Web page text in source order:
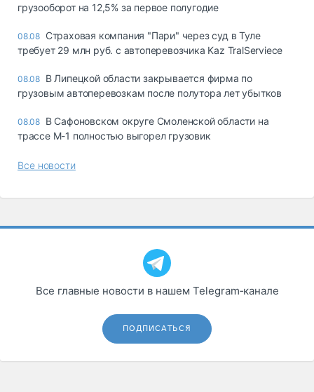
грузооборот на 12,5% за первое полугодие
08.08 Страховая компания "Пари" через суд в Туле
требует 29 млн руб. с автоперевозчика Kaz TralServiece
08.08 В Липецкой области закрывается фирма по
грузовым автоперевозкам после полутора лет убытков
08.08 В Сафоновском округе Смоленской области на
трассе М-1 полностью выгорел грузовик
Все новости
Все главные новости в нашем Telegram‑канале
ПОДПИСАТЬСЯ